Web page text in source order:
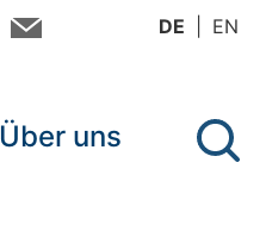
DE EN
Über uns